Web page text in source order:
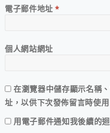
電子郵件地址*
個人網站網址
在瀏覽器中儲存顯示名稱
址，以供下次發佈留言時使用
用電子郵件通知我後續的迴